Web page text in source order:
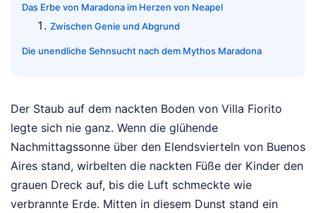
Das Erbe von Maradona im Herzen von Neapel
Zwischen Genie und Abgrund
Die unendliche Sehnsucht nach dem Mythos Maradona
Der Staub auf dem nackten Boden von Villa Fiorito
legte sich nie ganz. Wenn die glühende
Nachmittagssonne über den Elendsvierteln von Buenos
Aires stand, wirbelten die nackten Füße der Kinder den
grauen Dreck auf, bis die Luft schmeckte wie
verbrannte Erde. Mitten in diesem Dunst stand ein